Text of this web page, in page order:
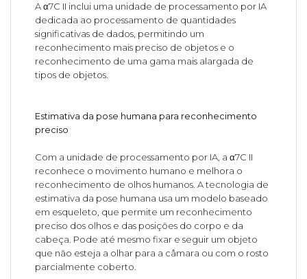
A α7C II inclui uma unidade de processamento por IA
dedicada ao processamento de quantidades
significativas de dados, permitindo um
reconhecimento mais preciso de objetos e o
reconhecimento de uma gama mais alargada de
tipos de objetos.
Estimativa da pose humana para reconhecimento
preciso
Com a unidade de processamento por IA, a α7C II
reconhece o movimento humano e melhora o
reconhecimento de olhos humanos. A tecnologia de
estimativa da pose humana usa um modelo baseado
em esqueleto, que permite um reconhecimento
preciso dos olhos e das posições do corpo e da
cabeça. Pode até mesmo fixar e seguir um objeto
que não esteja a olhar para a câmara ou com o rosto
parcialmente coberto.